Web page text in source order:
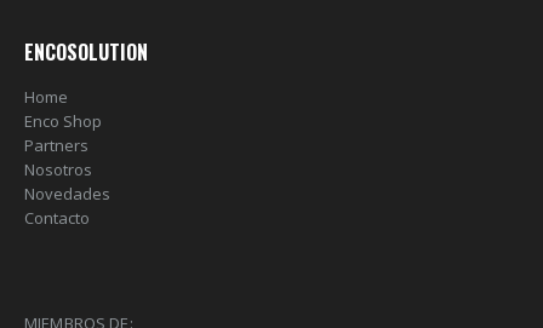
ENCOSOLUTION
Home
Enco Shop
Partners
Nosotros
Novedades
Contacto
MIEMBROS DE: